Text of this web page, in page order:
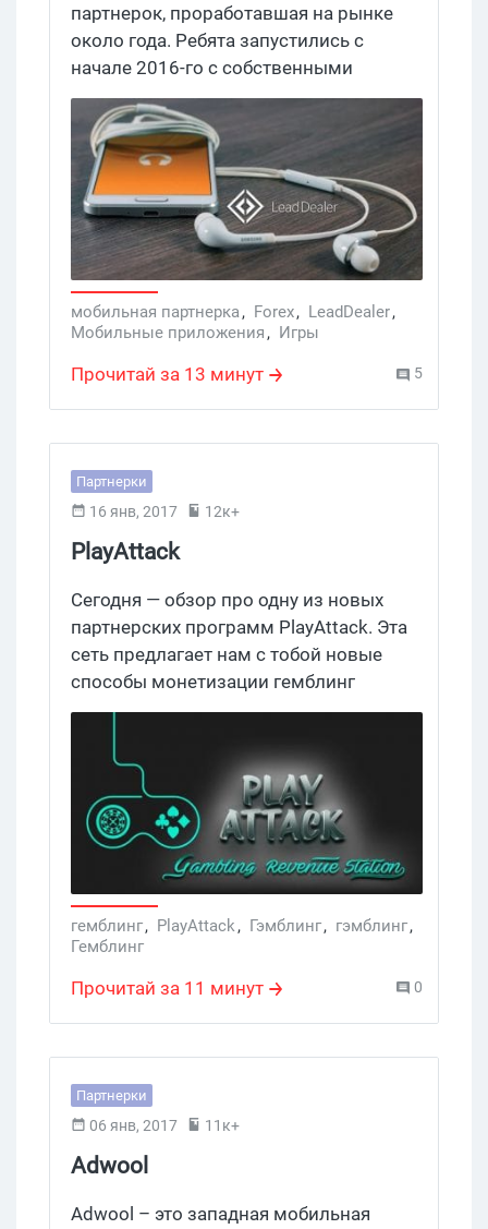
партнерок, проработавшая на рынке
около года. Ребята запустились с
начале 2016-го с собственными
товарными офферами, но со временем
сосредоточились, в основном, на
продвижении мобильных приложений.
И в настоящее время LeadDealer — это
мобильная партнерская программа. В
чем заключаются ее особенности, это
мы сейчас и постараемся выяснить.
мобильная партнерка, Forex, LeadDealer,
Мобильные приложения, Игры
Прочитай за 13 минут 5
Партнерки
16 янв, 2017 12к+
PlayAttack
Сегодня — обзор про одну из новых
партнерских программ PlayAttack. Эта
сеть предлагает нам с тобой новые
способы монетизации гемблинг
трафика. Какие? PlayAttack
большим потнециалом Frank Сasino и
Drift Сasino. В чем особенности
партнерки, как и сколько можно
заработать на ее офферах — об этом
читай ниже. Итак...
гемблинг, PlayAttack, Гэмблинг, гэмблинг,
Гемблинг
Прочитай за 11 минут 0
Партнерки
06 янв, 2017 11к+
Adwool
Adwool – это западная мобильная